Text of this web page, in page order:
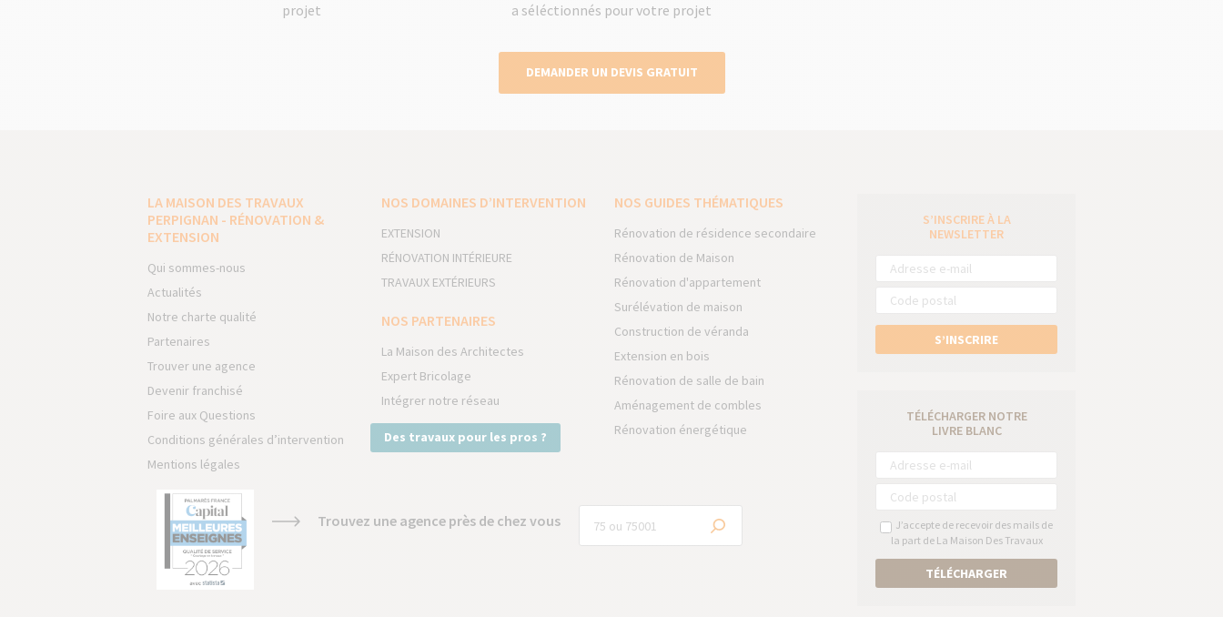
projet
a séléctionnés pour votre projet
DEMANDER UN DEVIS GRATUIT
LA MAISON DES TRAVAUX
PERPIGNAN - RÉNOVATION &
EXTENSION
Qui sommes-nous
Actualités
Notre charte qualité
Partenaires
Trouver une agence
Devenir franchisé
Foire aux Questions
Conditions générales d’intervention
Mentions légales
NOS DOMAINES D’INTERVENTION
EXTENSION
RÉNOVATION INTÉRIEURE
TRAVAUX EXTÉRIEURS
NOS PARTENAIRES
La Maison des Architectes
Expert Bricolage
Intégrer notre réseau
Des travaux pour les pros ?
NOS GUIDES THÉMATIQUES
Rénovation de résidence secondaire
Rénovation de Maison
Rénovation d'appartement
Surélévation de maison
Construction de véranda
Extension en bois
Rénovation de salle de bain
Aménagement de combles
Rénovation énergétique
Trouvez une agence près de chez vous
S’INSCRIRE À LA
NEWSLETTER
S’INSCRIRE
TÉLÉCHARGER NOTRE
LIVRE BLANC
J’accepte de recevoir des mails de
la part de La Maison Des Travaux
TÉLÉCHARGER